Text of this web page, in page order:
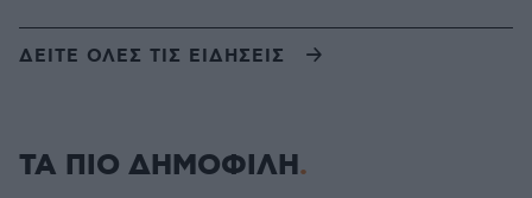
ΔΕΙΤΕ ΟΛΕΣ ΤΙΣ ΕΙΔΗΣΕΙΣ
ΤΑ ΠΙΟ ΔΗΜΟΦΙΛΗ